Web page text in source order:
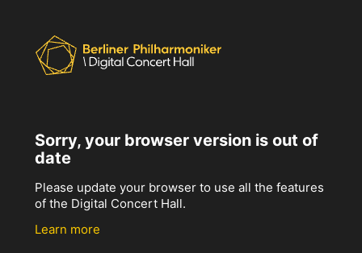
Sorry, your browser version is out of
date
Please update your browser to use all the features
of the Digital Concert Hall.
Learn more